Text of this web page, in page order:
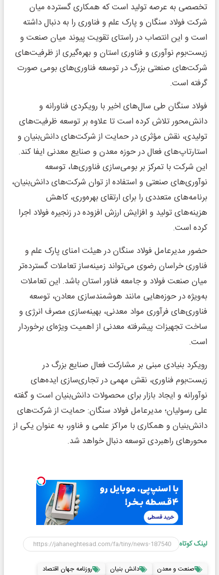
تخصصی به عرصه تولید است که همکاری گسترده میان
شرکت فولاد سنگان و پارک علم و فناوری را به دنبال داشته
است و این انتصاب در راستای تقویت پیوند میان صنعت و
زیست‌بوم نوآوری و فناوری استان و بهره‌گیری از ظرفیت‌های
شرکت‌های صنعتی بزرگ در توسعه فناوری‌های بومی صورت
گرفته است.
فولاد سنگان طی سال‌های اخیر با رویکردی فناورانه و
دانش‌محور تلاش کرده است تا علاوه بر توسعه ظرفیت‌های
تولیدی، نقش مؤثری در حمایت از شرکت‌های دانش‌بنیان و
استارتاپ‌های فعال در حوزه معدن و صنایع معدنی ایفا کند.
این شرکت با تمرکز بر بومی‌سازی فناوری‌ها، توسعه
نوآوری‌های صنعتی و استفاده از توان شرکت‌های دانش‌بنیان،
برنامه‌های متعددی را برای ارتقای بهره‌وری، کاهش
هزینه‌های تولید و افزایش ارزش افزوده در زنجیره فولاد اجرا
کرده است.
حضور مدیرعامل فولاد سنگان در هیئت امنای پارک علم و
فناوری خراسان رضوی می‌تواند زمینه‌ساز تعاملات گسترده‌تر
میان صنعت فولاد و جامعه فناور استان باشد. این تعاملات
به‌ویژه در حوزه‌هایی مانند هوشمندسازی معادن، توسعه
فناوری‌های فرآوری مواد معدنی، بهینه‌سازی مصرف انرژی و
ساخت تجهیزات پیشرفته معدنی از اهمیت ویژه‌ای برخوردار
است.
رویکرد بنیادی مبنی بر مشارکت فعال صنایع بزرگ در
زیست‌بوم فناوری، نقش مهمی در تجاری‌سازی ایده‌های
نوآورانه و ایجاد بازار برای محصولات دانش‌بنیان است و گفته
علی رسولیان؛ مدیرعامل فولاد سنگان: حمایت از شرکت‌های
دانش‌بنیان و همکاری با مراکز علمی و فناور، به عنوان یکی از
محورهای راهبردی توسعه دنبال خواهد شد.
لینک کوتاه
صنعت و معدن دانش بنیان
روزنامه جهان اقتصاد